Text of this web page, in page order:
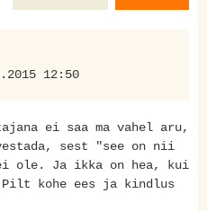
12:50
ei saa ma vahel aru,
sest "see on nii
ole. Ja ikka on hea, kui
kohe ees ja kindlus